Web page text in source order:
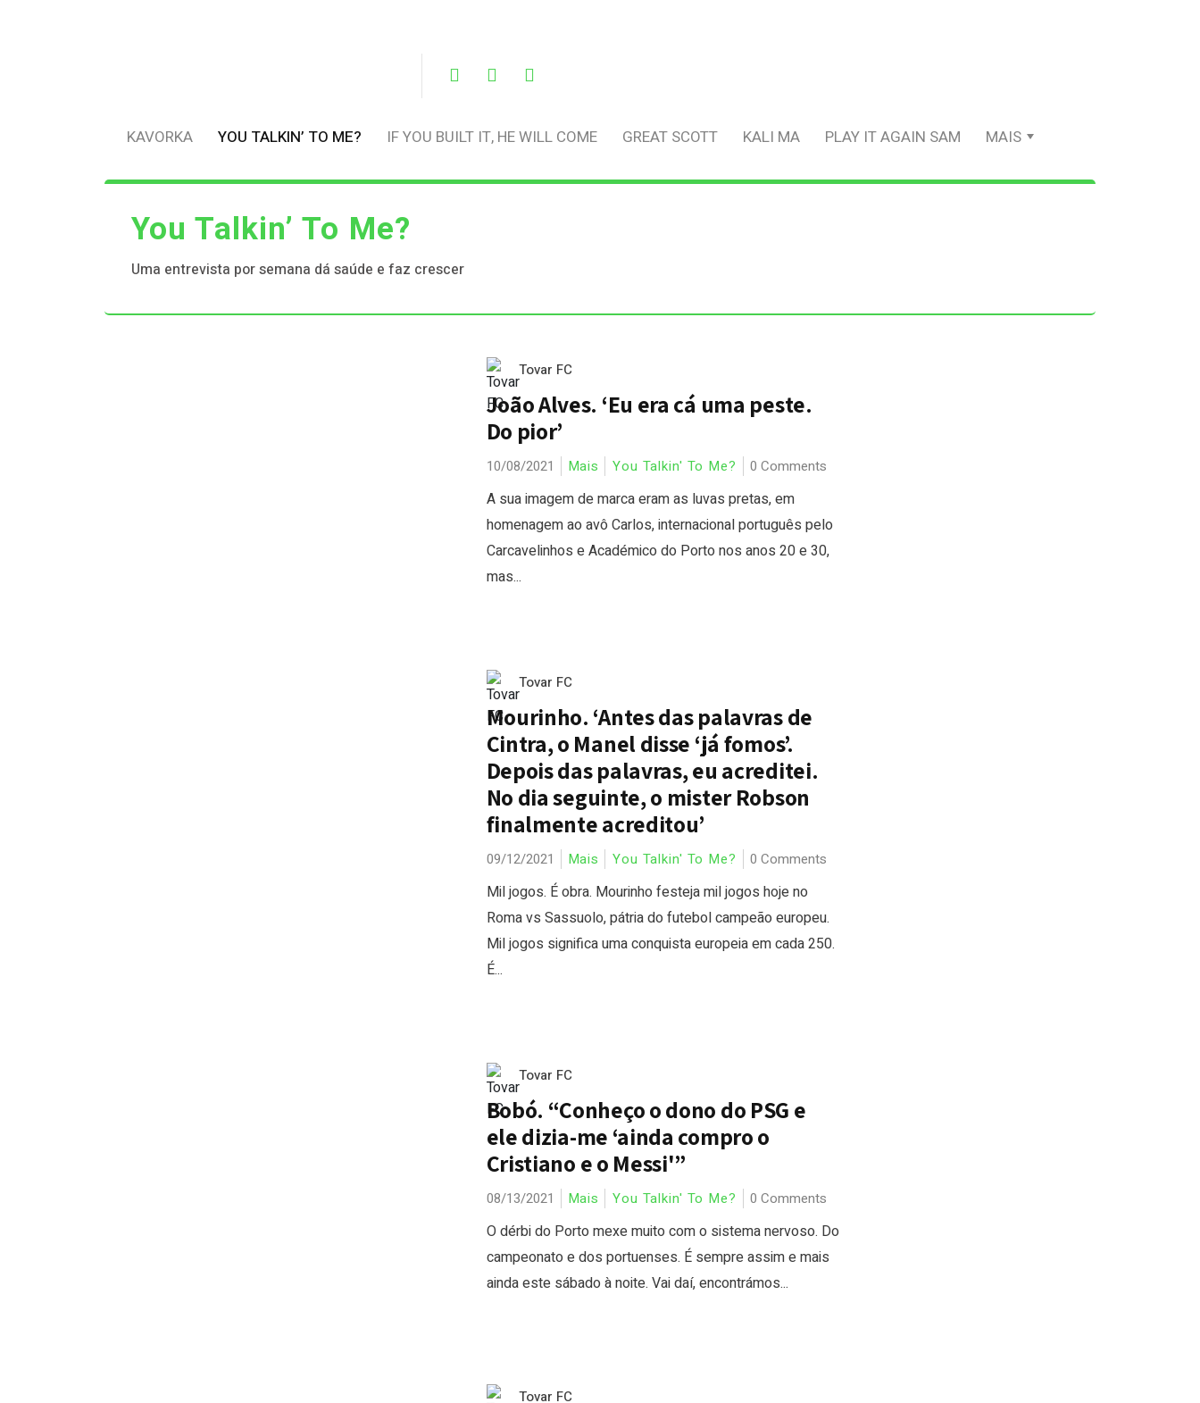
KAVORKA YOU TALKIN’ TO ME? IF YOU BUILT IT, HE WILL COME GREAT SCOTT KALI MA PLAY IT AGAIN SAM MAIS
You Talkin’ To Me?
Uma entrevista por semana dá saúde e faz crescer
Tovar FC
João Alves. ‘Eu era cá uma peste.
Do pior’
10/08/2021 Mais You Talkin' To Me? 0 Comments
A sua imagem de marca eram as luvas pretas, em
homenagem ao avô Carlos, internacional português pelo
Carcavelinhos e Académico do Porto nos anos 20 e 30,
mas...
Tovar FC
Mourinho. ‘Antes das palavras de
Cintra, o Manel disse ‘já fomos’.
Depois das palavras, eu acreditei.
No dia seguinte, o mister Robson
finalmente acreditou’
09/12/2021 Mais You Talkin' To Me? 0 Comments
Mil jogos. É obra. Mourinho festeja mil jogos hoje no
Roma vs Sassuolo, pátria do futebol campeão europeu.
Mil jogos significa uma conquista europeia em cada 250.
É...
Tovar FC
Bobó. “Conheço o dono do PSG e
ele dizia-me ‘ainda compro o
Cristiano e o Messi'”
08/13/2021 Mais You Talkin' To Me? 0 Comments
O dérbi do Porto mexe muito com o sistema nervoso. Do
campeonato e dos portuenses. É sempre assim e mais
ainda este sábado à noite. Vai daí, encontrámos...
Tovar FC